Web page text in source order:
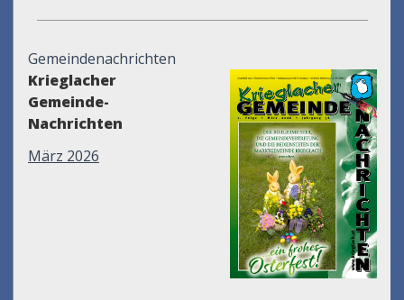
Gemeindenachrichten
Krieglacher
Gemeinde-
Nachrichten
März 2026